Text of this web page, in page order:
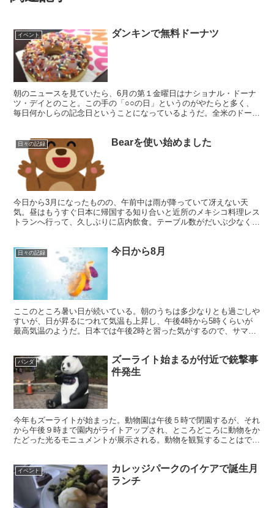
イベント ダンキンで無料ドーナツ
朝のニュースを見ていたら、6月の第１金曜日はナショナル・ドーナ
ツ・デイとのこと。この手の「○○の日」というのがやたらと多く、
毎日何かしらの記念日ということになっているようだ。全米のドーナ
日々の記録 Bearを使い始めました
今日から3月になったものの、午前中は雨が降っていて冴えない天
気。昼はもうすぐ日本に帰国する知り合いと近所のメキシコ料理レス
トランへ行って、久しぶりに店内飲食。テーブル数がだいぶ少なくな
日々の記録 今日から8月
ここのところ暑い日が続いている。朝のうちは多少なりとも過ごしや
すいが、日が昇るにつれて気温も上昇し、午後4時から5時くらいが
最高気温のようだ。日本では午後2時と習った気がするので、サマー
パンダ
ズーライト始まるが付近で銃撃事
件発生
今年もズーライトが始まった。動物園は午後５時で閉園するが、それ
から午後９時まで園内がライトアップされ、ところどころに動物をか
たどった光るモニュメントが展示される。動物を観覧することはでき
イベント
カレッジパークのイケアで誕生月
ランチ